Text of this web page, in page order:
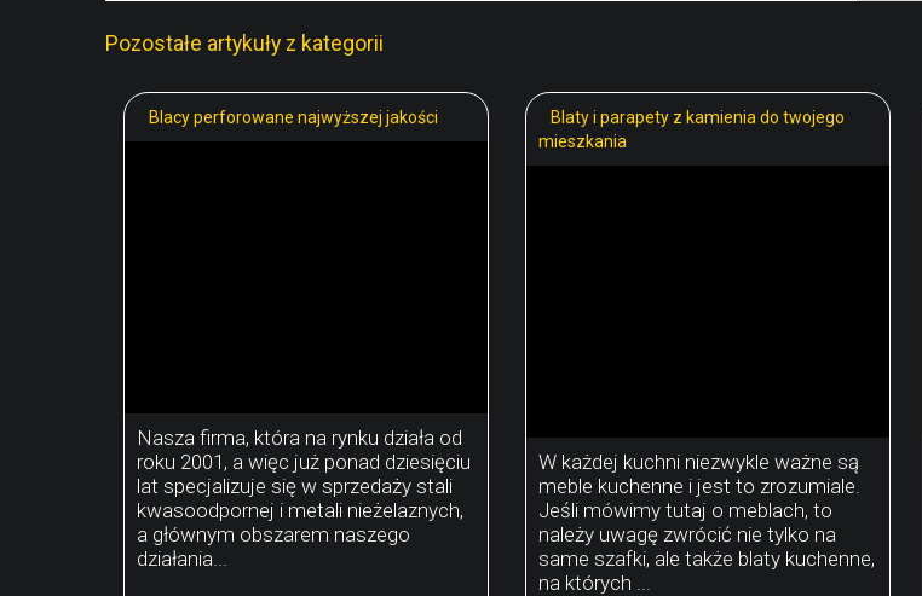
Pozostałe artykuły z kategorii
Blacy perforowane najwyższej jakości
Nasza firma, która na rynku działa od
roku 2001, a więc już ponad dziesięciu
lat specjalizuje się w sprzedaży stali
kwasoodpornej i metali nieżelaznych,
a głównym obszarem naszego
działania...
Blaty i parapety z kamienia do twojego
mieszkania
W każdej kuchni niezwykle ważne są
meble kuchenne i jest to zrozumiale.
Jeśli mówimy tutaj o meblach, to
należy uwagę zwrócić nie tylko na
same szafki, ale także blaty kuchenne,
na których ...